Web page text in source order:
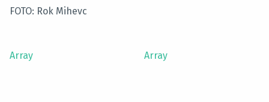
FOTO: Rok Mihevc
Array Array